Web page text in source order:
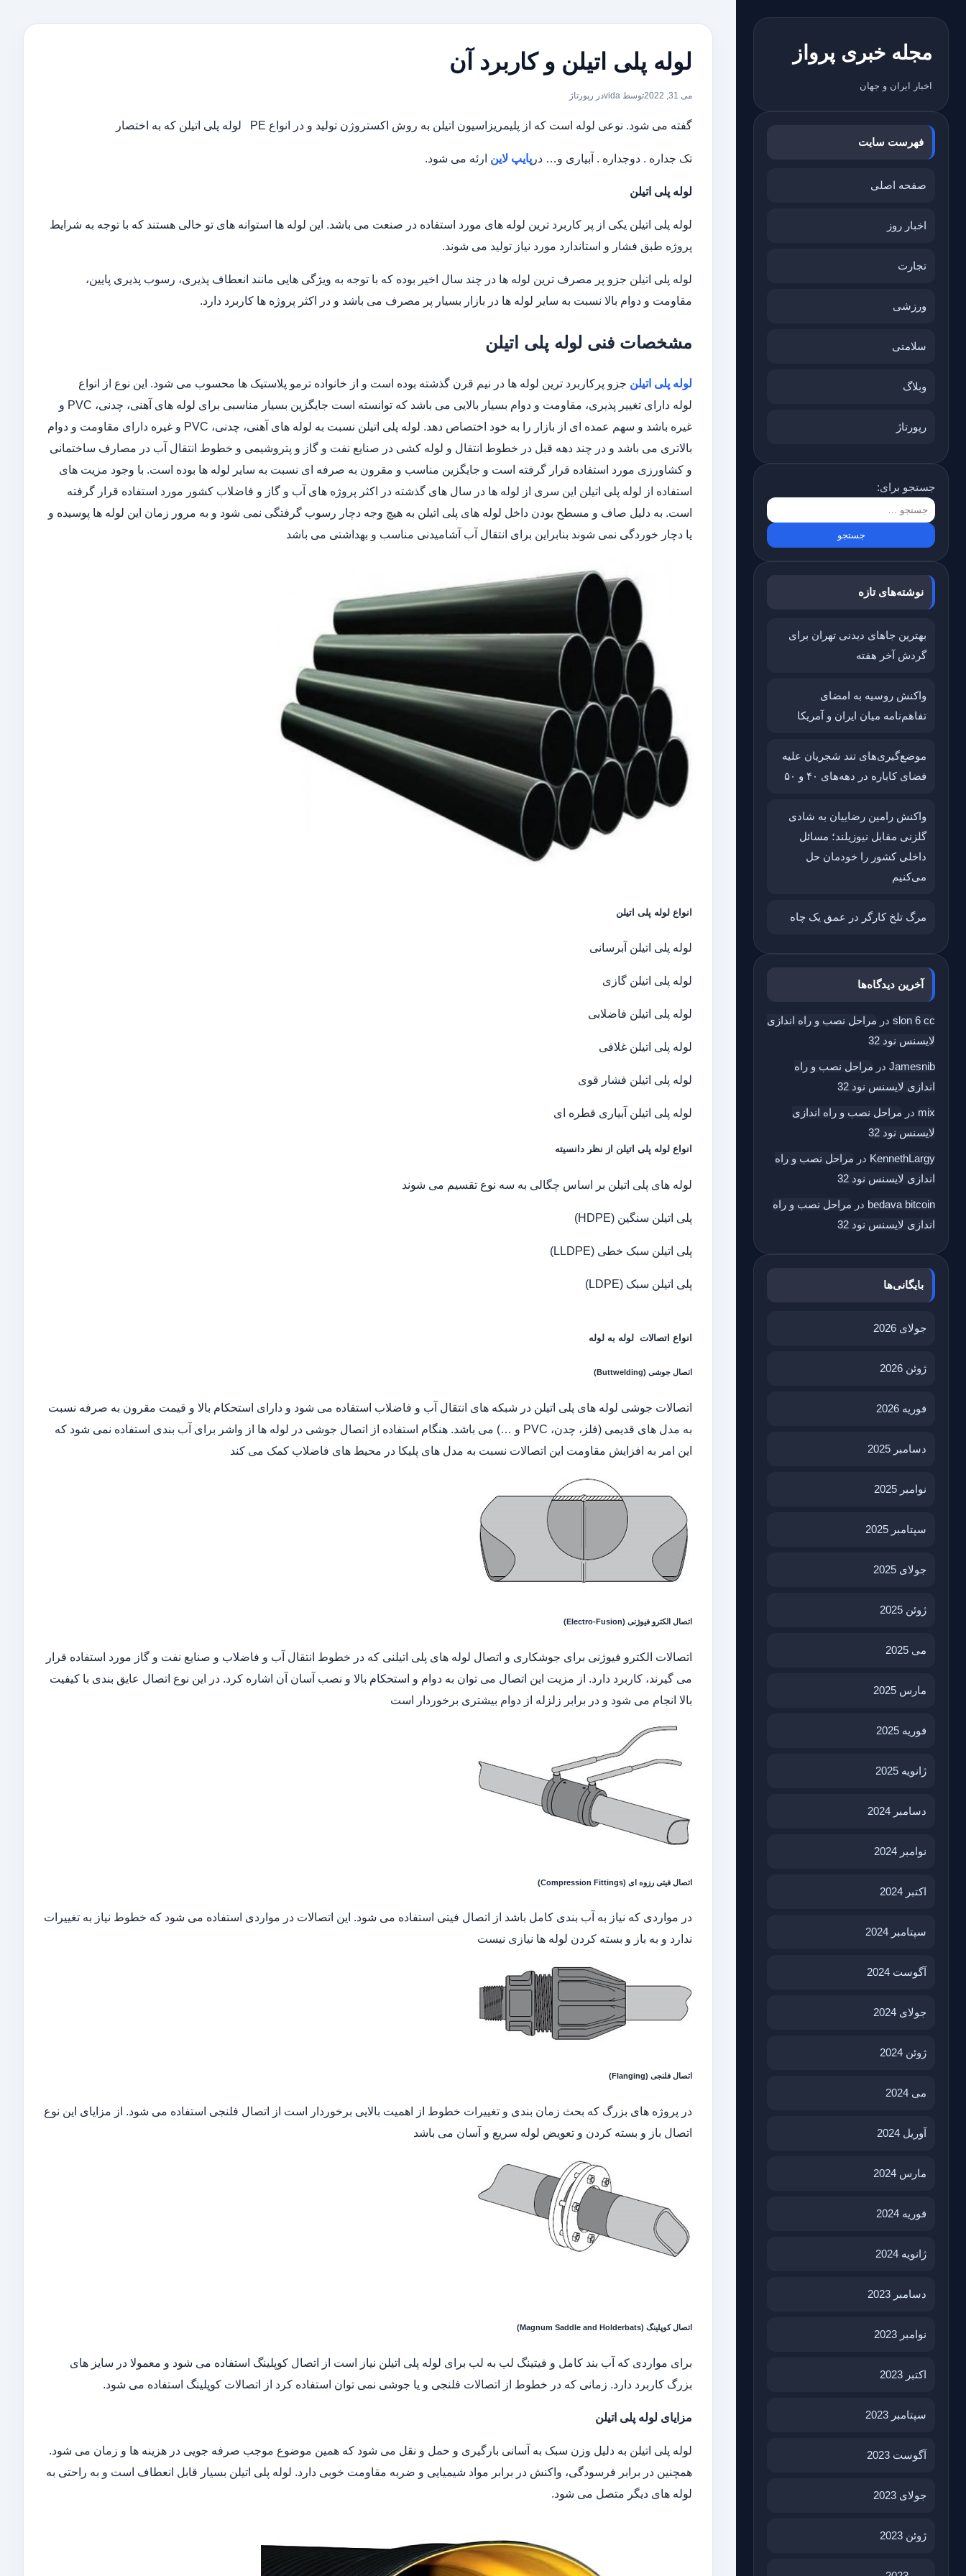
مجله خبری پرواز
اخبار ایران و جهان
فهرست سایت
صفحه اصلی
اخبار روز
تجارت
ورزشی
سلامتی
وبلاگ
رپورتاژ
جستجو برای:
نوشته‌های تازه
بهترین جاهای دیدنی تهران برای
گردش آخر هفته
واکنش روسیه به امضای
تفاهم‌نامه میان ایران و آمریکا
موضع‌گیری‌های تند شجریان علیه
فضای کاباره در دهه‌های ۴۰ و ۵۰
واکنش رامین رضاییان به شادی
گلزنی مقابل نیوزیلند؛ مسائل
داخلی کشور را خودمان حل
می‌کنیم
مرگ تلخ کارگر در عمق یک چاه
آخرین دیدگاه‌ها
slon 6 cc در مراحل نصب و راه اندازی
لایسنس نود 32
Jamesnib در مراحل نصب و راه
اندازی لایسنس نود 32
mix در مراحل نصب و راه اندازی
لایسنس نود 32
KennethLargy در مراحل نصب و راه
اندازی لایسنس نود 32
bedava bitcoin در مراحل نصب و راه
اندازی لایسنس نود 32
بایگانی‌ها
جولای 2026
ژوئن 2026
فوریه 2026
دسامبر 2025
نوامبر 2025
سپتامبر 2025
جولای 2025
ژوئن 2025
می 2025
مارس 2025
فوریه 2025
ژانویه 2025
دسامبر 2024
نوامبر 2024
اکتبر 2024
سپتامبر 2024
آگوست 2024
جولای 2024
ژوئن 2024
می 2024
آوریل 2024
مارس 2024
فوریه 2024
ژانویه 2024
دسامبر 2023
نوامبر 2023
اکتبر 2023
سپتامبر 2023
آگوست 2023
جولای 2023
ژوئن 2023
لوله پلی اتیلن و کاربرد آن
می 31, 2022 توسط vida در رپورتاژ
گفته می شود. نوعی لوله است که از پلیمریزاسیون اتیلن به روش اکستروژن تولید و در انواع PE لوله پلی اتیلن که به اختصار
تک جداره . دوجداره . آبیاری و… در پایپ لاین ارئه می شود.
لوله پلی اتیلن
لوله پلی اتیلن یکی از پر کاربرد ترین لوله های مورد استفاده در صنعت می باشد. این لوله ها استوانه های تو خالی هستند که با توجه به شرایط
پروژه طبق فشار و استاندارد مورد نیاز تولید می شوند.
لوله پلی اتیلن جزو پر مصرف ترین لوله ها در چند سال اخیر بوده که با توجه به ویژگی هایی مانند انعطاف پذیری، رسوب پذیری پایین،
مقاومت و دوام بالا نسبت به سایر لوله ها در بازار بسیار پر مصرف می باشد و در اکثر پروژه ها کاربرد دارد.
مشخصات فنی لوله پلی اتیلن
لوله پلی اتیلن جزو پرکاربرد ترین لوله ها در نیم قرن گذشته بوده است و از خانواده ترمو پلاستیک ها محسوب می شود. این نوع از انواع
لوله دارای تغییر پذیری، مقاومت و دوام بسیار بالایی می باشد که توانسته است جایگزین بسیار مناسبی برای لوله های آهنی، چدنی، PVC و
غیره باشد و سهم عمده ای از بازار را به خود اختصاص دهد. لوله پلی اتیلن نسبت به لوله های آهنی، چدنی، PVC و غیره دارای مقاومت و دوام
بالاتری می باشد و در چند دهه قبل در خطوط انتقال و لوله کشی در صنایع نفت و گاز و پتروشیمی و خطوط انتقال آب در مصارف ساختمانی
و کشاورزی مورد استفاده قرار گرفته است و جایگزین مناسب و مقرون به صرفه ای نسبت به سایر لوله ها بوده است. با وجود مزیت های
استفاده از لوله پلی اتیلن این سری از لوله ها در سال های گذشته در اکثر پروژه های آب و گاز و فاضلاب کشور مورد استفاده قرار گرفته
است. به دلیل صاف و مسطح بودن داخل لوله های پلی اتیلن به هیچ وجه دچار رسوب گرفتگی نمی شود و به مرور زمان این لوله ها پوسیده و
یا دچار خوردگی نمی شوند بنابراین برای انتقال آب آشامیدنی مناسب و بهداشتی می باشد
انواع لوله پلی اتیلن
لوله پلی اتیلن آبرسانی
لوله پلی اتیلن گازی
لوله پلی اتیلن فاضلابی
لوله پلی اتیلن غلافی
لوله پلی اتیلن فشار قوی
لوله پلی اتیلن آبیاری قطره ای
انواع لوله پلی اتیلن از نظر دانسیته
لوله های پلی اتیلن بر اساس چگالی به سه نوع تقسیم می شوند
پلی اتیلن سنگین (HDPE)
پلی اتیلن سبک خطی (LLDPE)
پلی اتیلن سبک (LDPE)
انواع اتصالات لوله به لوله
اتصال جوشی (Buttwelding)
اتصالات جوشی لوله های پلی اتیلن در شبکه های انتقال آب و فاضلاب استفاده می شود و دارای استحکام بالا و قیمت مقرون به صرفه نسبت
به مدل های قدیمی (فلز، چدن، PVC و …) می باشد. هنگام استفاده از اتصال جوشی در لوله ها از واشر برای آب بندی استفاده نمی شود که
این امر به افزایش مقاومت این اتصالات نسبت به مدل های پلیکا در محیط های فاضلاب کمک می کند
اتصال الکترو فیوژنی (Electro-Fusion)
اتصالات الکترو فیوژنی برای جوشکاری و اتصال لوله های پلی اتیلنی که در خطوط انتقال آب و فاضلاب و صنایع نفت و گاز مورد استفاده قرار
می گیرند، کاربرد دارد. از مزیت این اتصال می توان به دوام و استحکام بالا و نصب آسان آن اشاره کرد. در این نوع اتصال عایق بندی با کیفیت
بالا انجام می شود و در برابر زلزله از دوام بیشتری برخوردار است
اتصال فیتی رزوه ای (Compression Fittings)
در مواردی که نیاز به آب بندی کامل باشد از اتصال فیتی استفاده می شود. این اتصالات در مواردی استفاده می شود که خطوط نیاز به تغییرات
ندارد و به باز و بسته کردن لوله ها نیازی نیست
اتصال فلنجی (Flanging)
در پروژه های بزرگ که بحث زمان بندی و تغییرات خطوط از اهمیت بالایی برخوردار است از اتصال فلنجی استفاده می شود. از مزایای این نوع
اتصال باز و بسته کردن و تعویض لوله سریع و آسان می باشد
اتصال کوپلینگ (Magnum Saddle and Holderbats)
برای مواردی که آب بند کامل و فیتینگ لب به لب برای لوله پلی اتیلن نیاز است از اتصال کوپلینگ استفاده می شود و معمولا در سایز های
بزرگ کاربرد دارد. زمانی که در خطوط از اتصالات فلنجی و یا جوشی نمی توان استفاده کرد از اتصالات کوپلینگ استفاده می شود.
مزایای لوله پلی اتیلن
لوله پلی اتیلن به دلیل وزن سبک به آسانی بارگیری و حمل و نقل می شود که همین موضوع موجب صرفه جویی در هزینه ها و زمان می شود.
همچنین در برابر فرسودگی، واکنش در برابر مواد شیمیایی و ضربه مقاومت خوبی دارد. لوله پلی اتیلن بسیار قابل انعطاف است و به راحتی به
لوله های دیگر متصل می شود.